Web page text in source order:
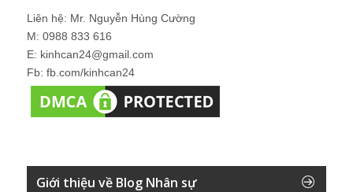
Liên hệ: Mr. Nguyễn Hùng Cường
M: 0988 833 616
E: kinhcan24@gmail.com
Fb: fb.com/kinhcan24
Giới thiệu về Blog Nhân sự